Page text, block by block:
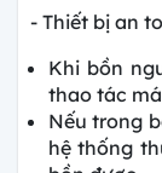
- Thiết bị an
Khi bồn
thao tác
Nếu trong
hệ thống